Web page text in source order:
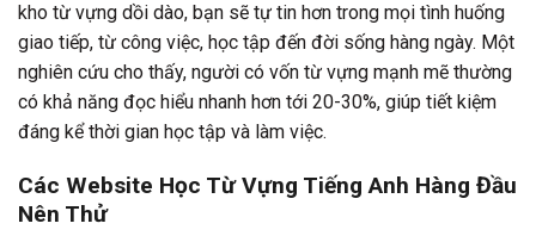
kho từ vựng dồi dào, bạn sẽ tự tin hơn trong mọi tình huống
giao tiếp, từ công việc, học tập đến đời sống hàng ngày. Một
nghiên cứu cho thấy, người có vốn từ vựng mạnh mẽ thường
có khả năng đọc hiểu nhanh hơn tới 20-30%, giúp tiết kiệm
đáng kể thời gian học tập và làm việc.
Các Website Học Từ Vựng Tiếng Anh Hàng Đầu
Nên Thử